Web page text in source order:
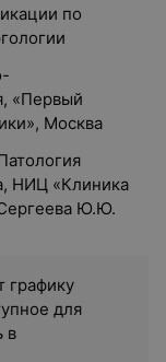
по
«Первый
Москва
НИЦ «Клиника
Ю.Ю.
графику
для
в